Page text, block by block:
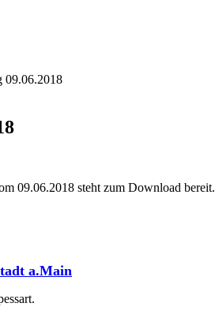
09.06.2018
09.06.2018 steht zum Download bereit.
a.Main